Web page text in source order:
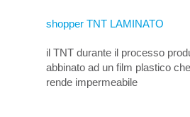
shopper TNT LAMINATO
il TNT durante il processo
abbinato ad un film plastico
rende impermeabile